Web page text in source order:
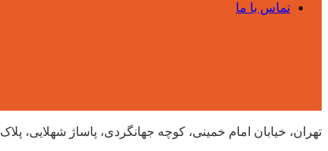
تماس با ما
تهران،‌ خیابان امام خمینی، کوچه جهانگردی، پاساژ شهلایی، پلاک ۲۴